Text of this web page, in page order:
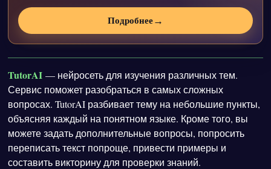
Подробнее→
TutorAI — нейросеть для изучения различных тем.
Сервис поможет разобраться в самых сложных
вопросах. TutorAI разбивает тему на небольшие пункты,
объясняя каждый на понятном языке. Кроме того, вы
можете задать дополнительные вопросы, попросить
переписать текст попроще, привести примеры и
составить викторину для проверки знаний.